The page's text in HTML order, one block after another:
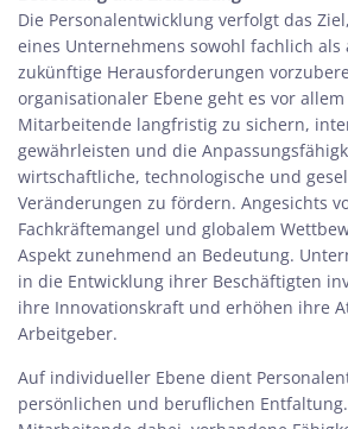
Die Personalentwicklung verfolgt das
eines Unternehmens sowohl fachlich
zukünftige Herausforderungen
organisationaler Ebene geht es vor
Mitarbeitende langfristig zu sichern,
gewährleisten und die
wirtschaftliche, technologische und
Veränderungen zu fördern. Angesichts
Fachkräftemangel und globalem
Aspekt zunehmend an Bedeutung.
in die Entwicklung ihrer Beschäftigten
ihre Innovationskraft und erhöhen ihre
Arbeitgeber.
Auf individueller Ebene dient
persönlichen und beruflichen